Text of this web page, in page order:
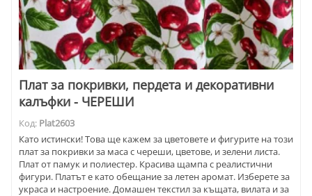
Плат за покривки, пердета и декоративни
калъфки - ЧЕРЕШИ
Код: Plat2603
Като истински! Това ще кажем за цветовете и фигурите на този
плат за покривки за маса с череши, цветове, и зелени листа.
Плат от памук и полиестер. Красива щампа с реалистични
фигури. Платът е като обещание за летен аромат. Изберете за
украса и настроение. Домашен текстил за къщата, вилата и за